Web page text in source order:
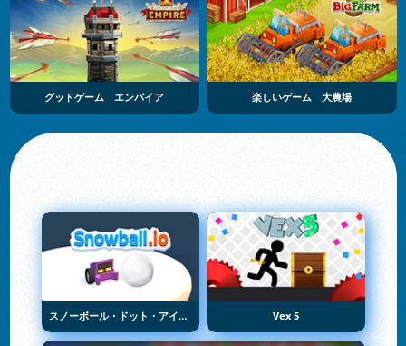
グッドゲーム エンパイア 楽しいゲーム 大農場
スノーボール・ドット・アイオー Vex 5